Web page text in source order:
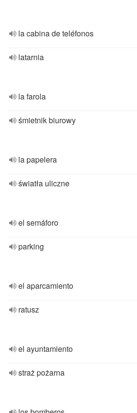
la cabina de teléfonos
latarnia
la farola
śmietnik biurowy
la papelera
światła uliczne
el semáforo
parking
el aparcamiento
ratusz
el ayuntamiento
straż pożarna